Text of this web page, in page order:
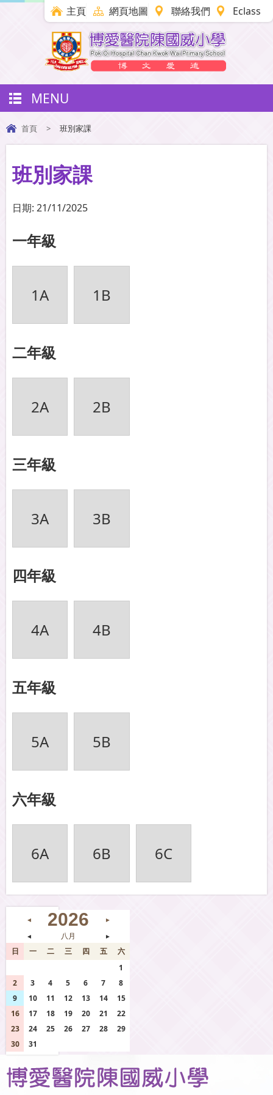
主頁 網頁地圖 聯絡我們 Eclass
MENU
首頁 > 班別家課
班別家課
日期: 21/11/2025
一年級
1A 1B
二年級
2A 2B
三年級
3A 3B
四年級
4A 4B
五年級
5A 5B
六年級
6A 6B 6C
◄ 2026
►
◄
八月 ►
日 一 二 三 四 五
六
1
2
3 4 5 6 7
8
9
10 11 12 13 14
15
16
17 18 19 20 21
22
23
24 25 26 27 28
29
30
31